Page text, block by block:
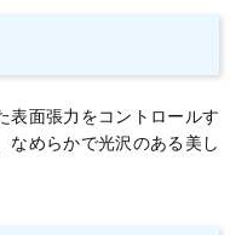
表面張力をコントロールす
なめらかで光沢のある美し